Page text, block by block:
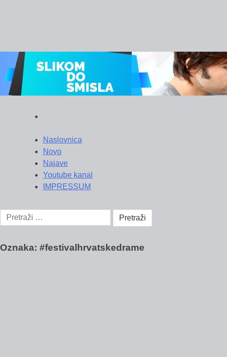
Naslovnica
Novo
Najave
Youtube kanal
IMPRESSUM
Pretraži:
Oznaka: #festivalhrvatskedrame